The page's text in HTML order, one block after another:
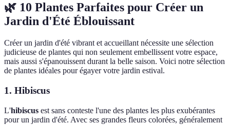
🌿 10 Plantes Parfaites pour Créer un
Jardin d'Été Éblouissant
Créer un jardin d'été vibrant et accueillant nécessite une sélection
judicieuse de plantes qui non seulement embellissent votre espace,
mais aussi s'épanouissent durant la belle saison. Voici notre sélection
de plantes idéales pour égayer votre jardin estival.
1. Hibiscus
L'hibiscus est sans conteste l'une des plantes les plus exubérantes
pour un jardin d'été. Avec ses grandes fleurs colorées, généralement